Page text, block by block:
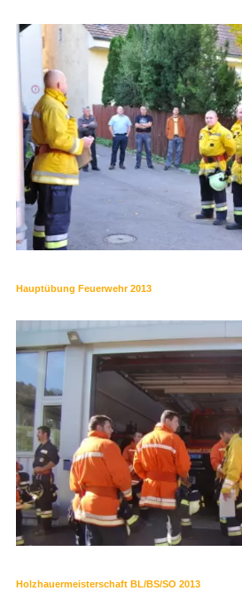
Hauptübung Feuerwehr 2013
Holzhauermeisterschaft BL/BS/SO 2013